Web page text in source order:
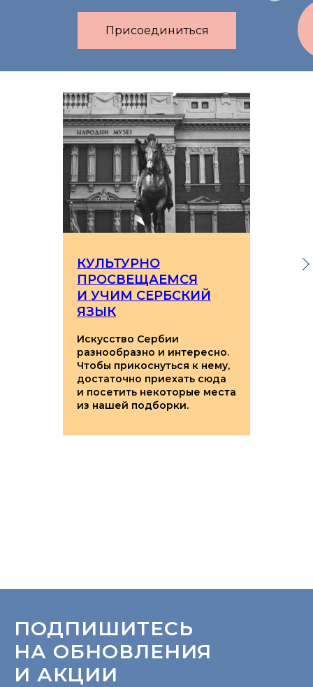
Присоединиться
КУЛЬТУРНО
ПРОСВЕЩАЕМСЯ
И УЧИМ СЕРБСКИЙ
ЯЗЫК
Искусство Сербии
разнообразно и интересно.
Чтобы прикоснуться к нему,
достаточно приехать сюда
и посетить некоторые места
из нашей подборки.
ПОДПИШИТЕСЬ
НА ОБНОВЛЕНИЯ
И АКЦИИ